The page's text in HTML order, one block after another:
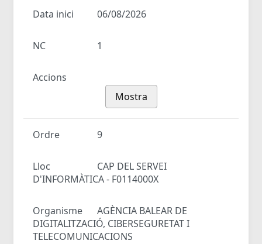
Data inici 06/08/2026
NC 1
Accions
Mostra
Ordre 9
Lloc
CAP DEL SERVEI
D'INFORMÀTICA - F0114000X
Organisme
AGÈNCIA BALEAR DE
DIGITALITZACIÓ, CIBERSEGURETAT I
TELECOMUNICACIONS